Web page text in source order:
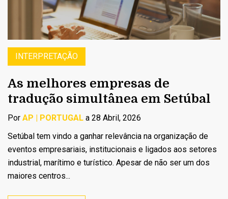
INTERPRETAÇÃO
As melhores empresas de
tradução simultânea em Setúbal
Por AP | PORTUGAL a 28 Abril, 2026
Setúbal tem vindo a ganhar relevância na organização de
eventos empresariais, institucionais e ligados aos setores
industrial, marítimo e turístico. Apesar de não ser um dos
maiores centros...